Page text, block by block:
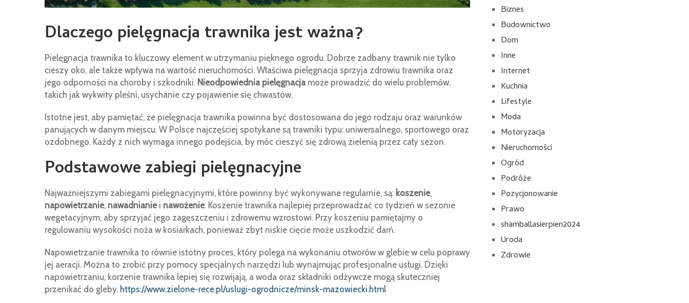
Dlaczego pielęgnacja trawnika jest ważna?
Pielęgnacja trawnika to kluczowy element w utrzymaniu pięknego ogrodu. Dobrze zadbany trawnik nie tylko
cieszy oko, ale także wpływa na wartość nieruchomości. Właściwa pielęgnacja sprzyja zdrowiu trawnika oraz
jego odporności na choroby i szkodniki. Nieodpowiednia pielęgnacjamoże prowadzić do wielu problemów,
takich jak wykwity pleśni, usychanie czy pojawienie się chwastów.
Istotne jest, aby pamiętać, że pielęgnacja trawnika powinna być dostosowana do jego rodzaju oraz warunków
panujących w danym miejscu. W Polsce najczęściej spotykane są trawniki typu: uniwersalnego, sportowego oraz
ozdobnego. Każdy z nich wymaga innego podejścia, by móc cieszyć się zdrową zielenią przez cały sezon.
Podstawowe zabiegi pielęgnacyjne
Najważniejszymi zabiegami pielęgnacyjnymi, które powinny być wykonywane regularnie, są: koszenie,
napowietrzanie, nawadnianiei nawożenie. Koszenie trawnika najlepiej przeprowadzać co tydzień w sezonie
wegetacyjnym, aby sprzyjać jego zagęszczeniu i zdrowemu wzrostowi. Przy koszeniu pamiętajmy o
regulowaniu wysokości noża w kosiarkach, ponieważ zbyt niskie cięcie może uszkodzić darń.
Napowietrzanie trawnika to równie istotny proces, który polega na wykonaniu otworów w glebie w celu poprawy
jej aeracji. Można to zrobić przy pomocy specjalnych narzędzi lub wynajmując profesjonalne usługi. Dzięki
napowietrzaniu, korzenie trawnika lepiej się rozwijają, a woda oraz składniki odżywcze mogą skuteczniej
przenikać do gleby. https://www.zielone-rece.pl/uslugi-ogrodnicze/minsk-mazowiecki.html
Biznes
Budownictwo
Dom
Inne
Internet
Kuchnia
Lifestyle
Moda
Motoryzacja
Nieruchomości
Ogród
Podróże
Pozycjonowanie
Prawo
shamballasierpien2024
Uroda
Zdrowie